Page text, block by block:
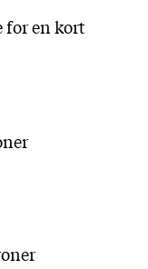
for en kort